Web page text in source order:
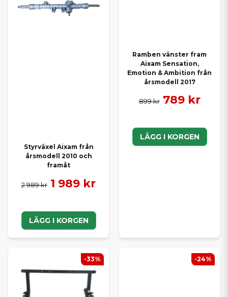
Styrväxel Aixam från
årsmodell 2010 och
framåt
2 989 kr 1 989 kr
LÄGG I KORGEN
Ramben vänster fram
Aixam Sensation,
Emotion & Ambition från
årsmodell 2017
899 kr 789 kr
LÄGG I KORGEN
-33% -24%